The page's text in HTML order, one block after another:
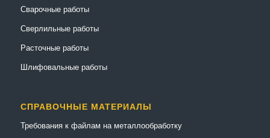
Сварочные работы
Сверлильные работы
Расточные работы
Шлифовальные работы
СПРАВОЧНЫЕ МАТЕРИАЛЫ
Требования к файлам на металлообработку